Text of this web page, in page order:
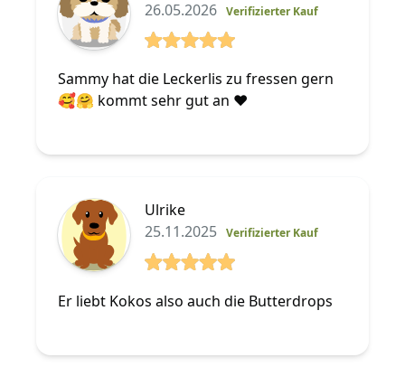
26.05.2026 Verifizierter Kauf
Sammy hat die Leckerlis zu fressen gern
🥰🤗 kommt sehr gut an ❤️
Ulrike
25.11.2025 Verifizierter Kauf
Er liebt Kokos also auch die Butterdrops